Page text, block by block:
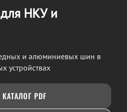
НКУ и
и алюминиевых шин в
устройствах
PDF